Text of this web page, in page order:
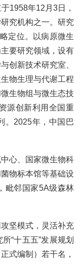
1958年12月3日，
究机构之一。研究
定位。以病原微生
要研究领域，设有
创新技术研究室、
物生理与代谢工程
生物组与微生态技
源创新利用全国重
。2025年，中国巴
心、国家微生物科
物标本馆等基础设
毗邻国家5A级森林
坚模式，灵活补充
“十五五”发展规划
式编制）若干名，